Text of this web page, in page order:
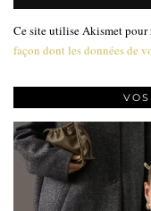
Ce site utilise Akismet pour
façon dont les données de